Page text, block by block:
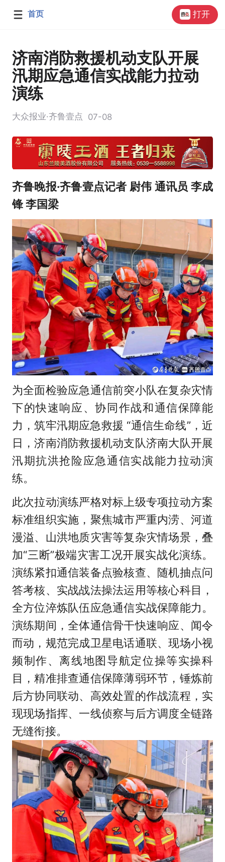
首页 打开
济南消防救援机动支队开展
汛期应急通信实战能力拉动
演练
大众报业·齐鲁壹点 07-08
齐鲁晚报·齐鲁壹点记者 尉伟 通讯员 李成
锋 李国梁
为全面检验应急通信前突小队在复杂灾情
下的快速响应、协同作战和通信保障能
力，筑牢汛期应急救援 “通信生命线”，近
日，济南消防救援机动支队济南大队开展
汛期抗洪抢险应急通信实战能力拉动演
练。
此次拉动演练严格对标上级专项拉动方案
标准组织实施，聚焦城市严重内涝、河道
漫溢、山洪地质灾害等复杂灾情场景，叠
加“三断”极端灾害工况开展实战化演练。
演练紧扣通信装备点验核查、随机抽点问
答考核、实战战法操法运用等核心科目，
全方位淬炼队伍应急通信实战保障能力。
演练期间，全体通信骨干快速响应、闻令
而动，规范完成卫星电话通联、现场小视
频制作、离线地图导航定位操等实操科
目，精准排查通信保障薄弱环节，锤炼前
后方协同联动、高效处置的作战流程，实
现现场指挥、一线侦察与后方调度全链路
无缝衔接。